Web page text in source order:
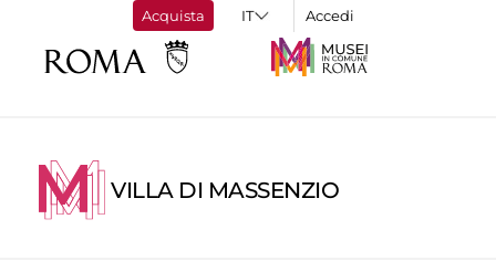
Acquista Accedi
VILLA DI MASSENZIO